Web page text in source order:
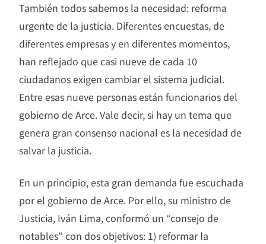
También todos sabemos la necesidad: reforma
urgente de la justicia. Diferentes encuestas, de
diferentes empresas y en diferentes momentos,
han reflejado que casi nueve de cada 10
ciudadanos exigen cambiar el sistema judicial.
Entre esas nueve personas están funcionarios del
gobierno de Arce. Vale decir, si hay un tema que
genera gran consenso nacional es la necesidad de
salvar la justicia.
En un principio, esta gran demanda fue escuchada
por el gobierno de Arce. Por ello, su ministro de
Justicia, Iván Lima, conformó un “consejo de
notables” con dos objetivos: 1) reformar la